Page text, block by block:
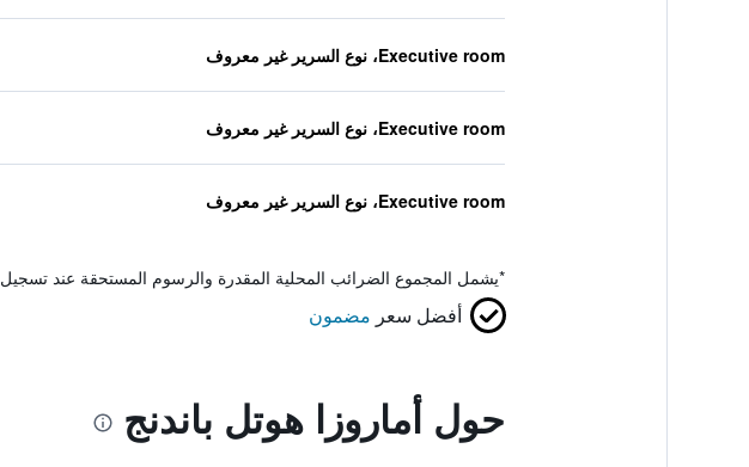
Executive room، نوع السرير غير معروف
Executive room، نوع السرير غير معروف
Executive room، نوع السرير غير معروف
*يشمل المجموع الضرائب المحلية المقدرة والرسوم المستحقة عند تسجيل
أفضل سعر مضمون
حول أماروزا هوتل باندنج